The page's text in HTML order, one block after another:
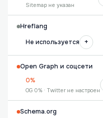
Sitemap не указан
Hreflang
Не используется
+
Open Graph и соцсети
0%
OG 0% · Twitter не настроен
Schema.org